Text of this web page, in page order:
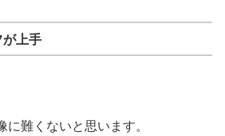
上手
難くないと思います。